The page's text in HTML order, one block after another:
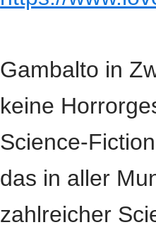
Gambalto in
keine
Science-
das in aller
zahlreicher